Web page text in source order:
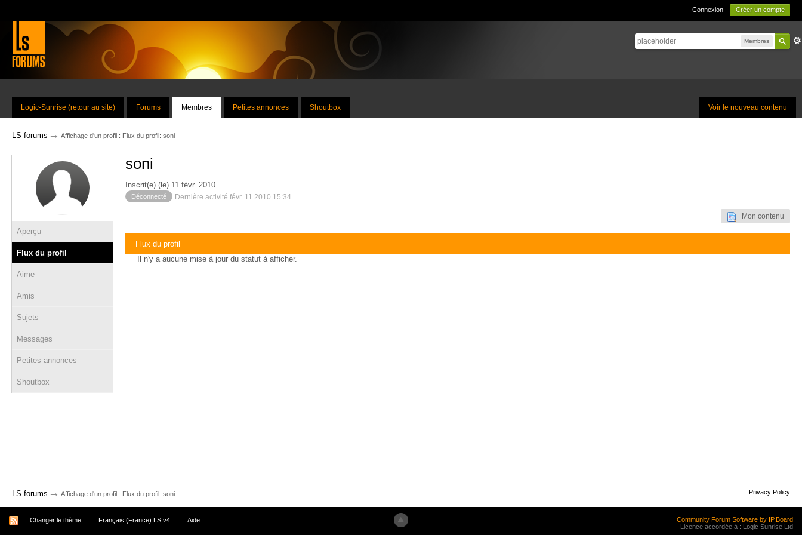
Connexion Créer un compte
Membres
Voir le nouveau contenu
Logic-Sunrise (retour au site) Forums Membres Petites annonces Shoutbox
LS forums → Affichage d'un profil : Flux du profil: soni
Aperçu
Flux du profil
Aime
Amis
Sujets
Messages
Petites annonces
Shoutbox
soni
Inscrit(e) (le) 11 févr. 2010
Déconnecté Dernière activité févr. 11 2010 15:34
Mon contenu
Flux du profil
Il n'y a aucune mise à jour du statut à afficher.
LS forums → Affichage d'un profil : Flux du profil: soni Privacy Policy
Changer le thème Français (France) LS v4 Aide
Community Forum Software by IP.Board
Licence accordée à : Logic Sunrise Ltd